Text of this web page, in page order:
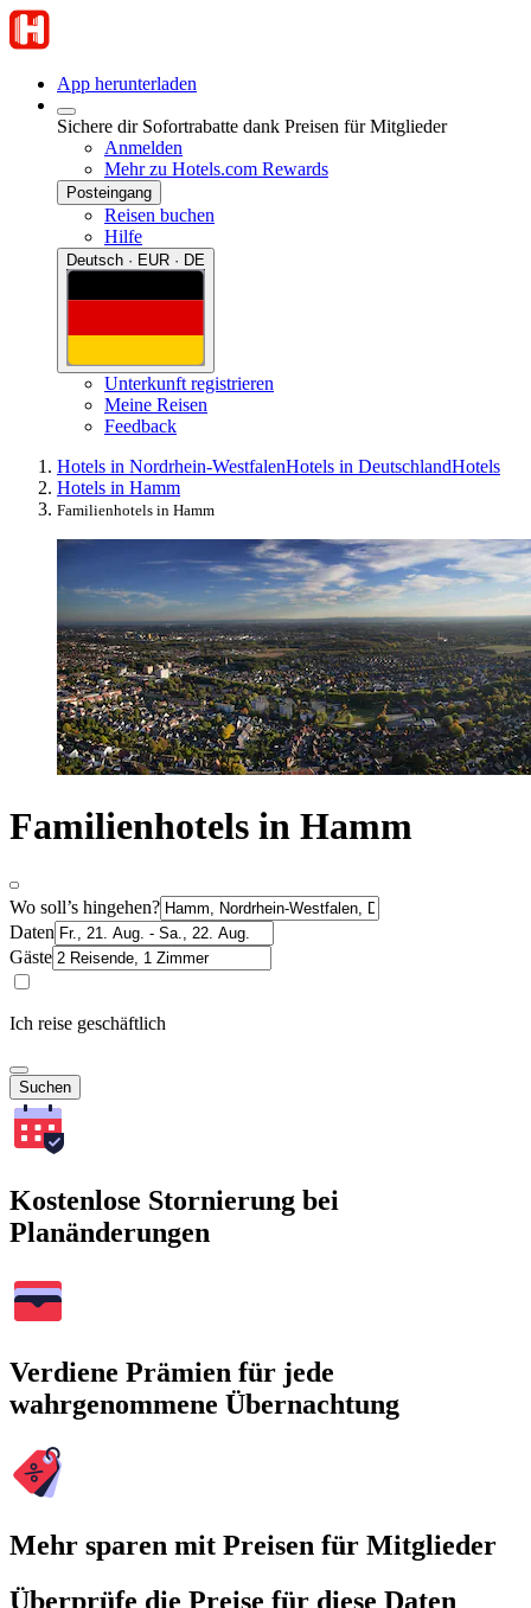
App herunterladen
Sichere dir Sofortrabatte dank Preisen für Mitglieder
Anmelden
Mehr zu Hotels.com Rewards
Posteingang
Reisen buchen
Hilfe
Deutsch · EUR · DE
Unterkunft registrieren
Meine Reisen
Feedback
Hotels in Nordrhein-WestfalenHotels in DeutschlandHotels
Hotels in Hamm
Familienhotels in Hamm
Familienhotels in Hamm
Wo soll’s hingehen?
Daten
Gäste
Ich reise geschäftlich
Suchen
Kostenlose Stornierung bei
Planänderungen
Verdiene Prämien für jede
wahrgenommene Übernachtung
Mehr sparen mit Preisen für Mitglieder
Überprüfe die Preise für diese Daten